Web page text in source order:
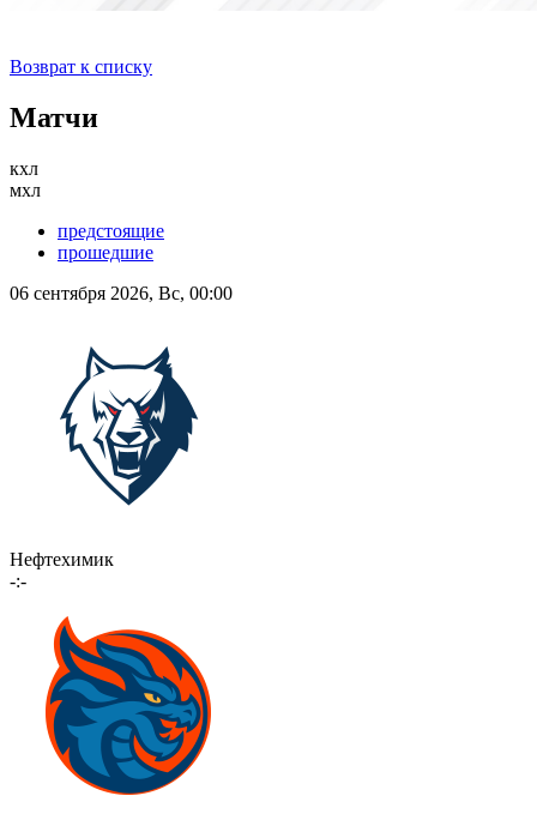
Возврат к списку
Матчи
кхл
мхл
предстоящие
прошедшие
06 сентября 2026, Вс, 00:00
Нефтехимик
-:-